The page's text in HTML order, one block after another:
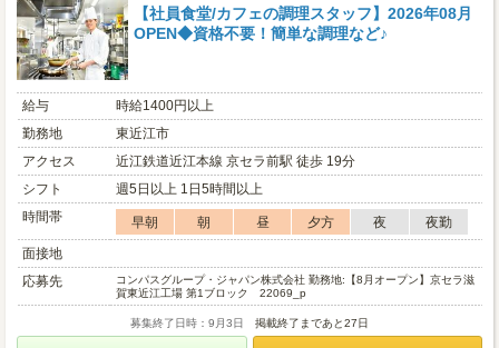
【社員食堂/カフェの調理スタッフ】2026年08月
OPEN◆資格不要！簡単な調理など♪
給与
時給1400円以上
勤務地
東近江市
アクセス
近江鉄道近江本線 京セラ前駅 徒歩 19分
シフト
週5日以上 1日5時間以上
時間帯
早朝 朝 昼 夕方 夜
夜勤
面接地
応募先
コンパスグループ・ジャパン株式会社 勤務地:【8月オープン】京セラ滋
賀東近江工場 第1ブロック 22069_p
募集終了日時：9月3日 掲載終了まであと27日